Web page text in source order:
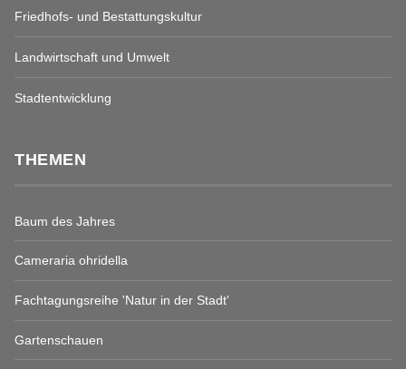
Friedhofs- und Bestattungskultur
Landwirtschaft und Umwelt
Stadtentwicklung
THEMEN
Baum des Jahres
Cameraria ohridella
Fachtagungsreihe 'Natur in der Stadt'
Gartenschauen